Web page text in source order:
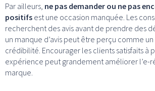
Par ailleurs, ne pas demander ou ne pas
positifs est une occasion manquée. Les
recherchent des avis avant de prendre des
un manque d’avis peut être perçu comme
crédibilité. Encourager les clients satisfaits à
expérience peut grandement améliorer l’e-
marque.